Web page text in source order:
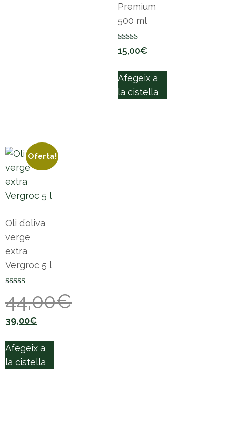
Premium
500 ml
Puntuat amb
5.00
15,00€
Afegeix a
la cistella
Oferta!
Oli d’oliva
verge
extra
Vergroc 5 l
5.00
de 5
44,00€
39,00€
Afegeix a
la cistella